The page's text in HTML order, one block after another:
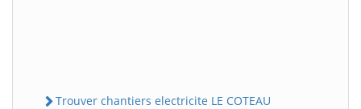
Trouver chantiers electricite LE COTEAU